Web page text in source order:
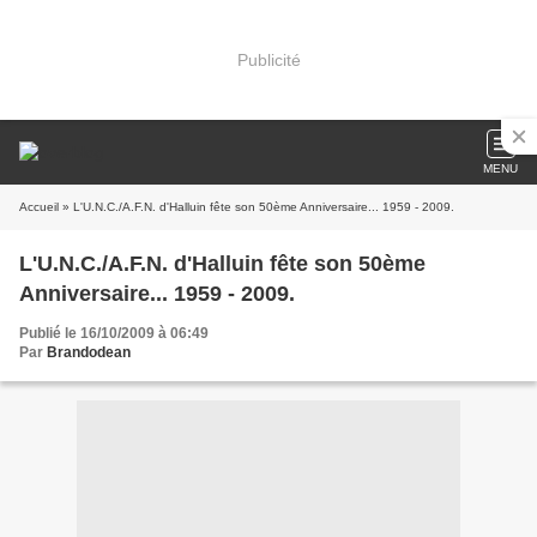
Publicité
MENU
Accueil » L'U.N.C./A.F.N. d'Halluin fête son 50ème Anniversaire... 1959 - 2009.
L'U.N.C./A.F.N. d'Halluin fête son 50ème
Anniversaire... 1959 - 2009.
Publié le 16/10/2009 à 06:49
Par Brandodean